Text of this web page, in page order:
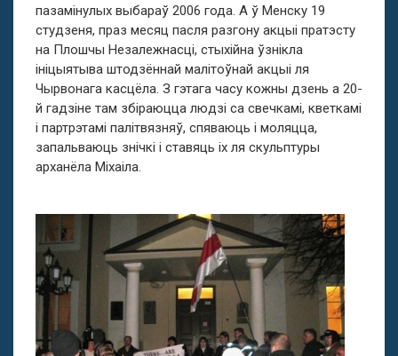
пазамінулых выбараў 2006 года. А ў Менску 19
студзеня, праз месяц пасля разгону акцыі пратэсту
на Плошчы Незалежнасці, стыхійна ўзнікла
ініцыятыва штодзённай малітоўнай акцыі ля
Чырвонага касцёла. З гэтага часу кожны дзень а 20-
й гадзіне там збіраюцца людзі са свечкамі, кветкамі
і партрэтамі палітвязняў, спяваюць і моляцца,
запальваюць знічкі і ставяць іх ля скульптуры
арханёла Міхаіла.